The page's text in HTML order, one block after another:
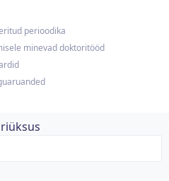
perioodika
minevad doktoritööd